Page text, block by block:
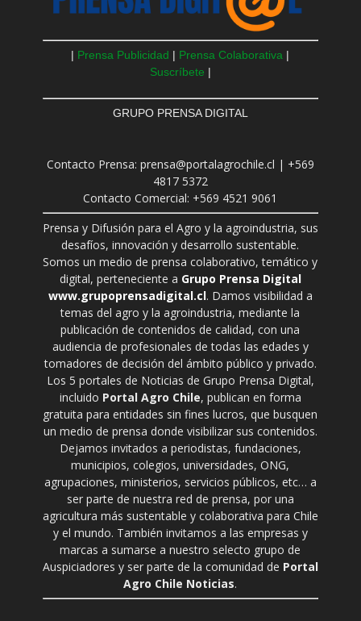
| Prensa Publicidad | Prensa Colaborativa |
Suscríbete |
GRUPO PRENSA DIGITAL
Contacto Prensa: prensa@portalagrochile.cl | +569
4817 5372
Contacto Comercial: +569 4521 9061
Prensa y Difusión para el Agro y la agroindustria, sus
desafíos, innovación y desarrollo sustentable.
Somos un medio de prensa colaborativo, temático y
digital, perteneciente a Grupo Prensa Digital
www.grupoprensadigital.cl. Damos visibilidad a
temas del agro y la agroindustria, mediante la
publicación de contenidos de calidad, con una
audiencia de profesionales de todas las edades y
tomadores de decisión del ámbito público y privado.
Los 5 portales de Noticias de Grupo Prensa Digital,
incluido Portal Agro Chile, publican en forma
gratuita para entidades sin fines lucros, que busquen
un medio de prensa donde visibilizar sus contenidos.
Dejamos invitados a periodistas, fundaciones,
municipios, colegios, universidades, ONG,
agrupaciones, ministerios, servicios públicos, etc… a
ser parte de nuestra red de prensa, por una
agricultura más sustentable y colaborativa para Chile
y el mundo. También invitamos a las empresas y
marcas a sumarse a nuestro selecto grupo de
Auspiciadores y ser parte de la comunidad de Portal
Agro Chile Noticias.